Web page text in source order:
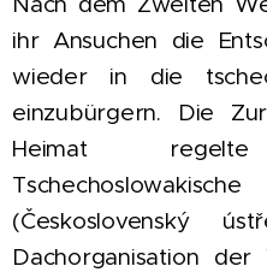
ihr Ansuchen die
wieder in die
einzubürgern. Die
Heimat
(Československý
Dachorganisation